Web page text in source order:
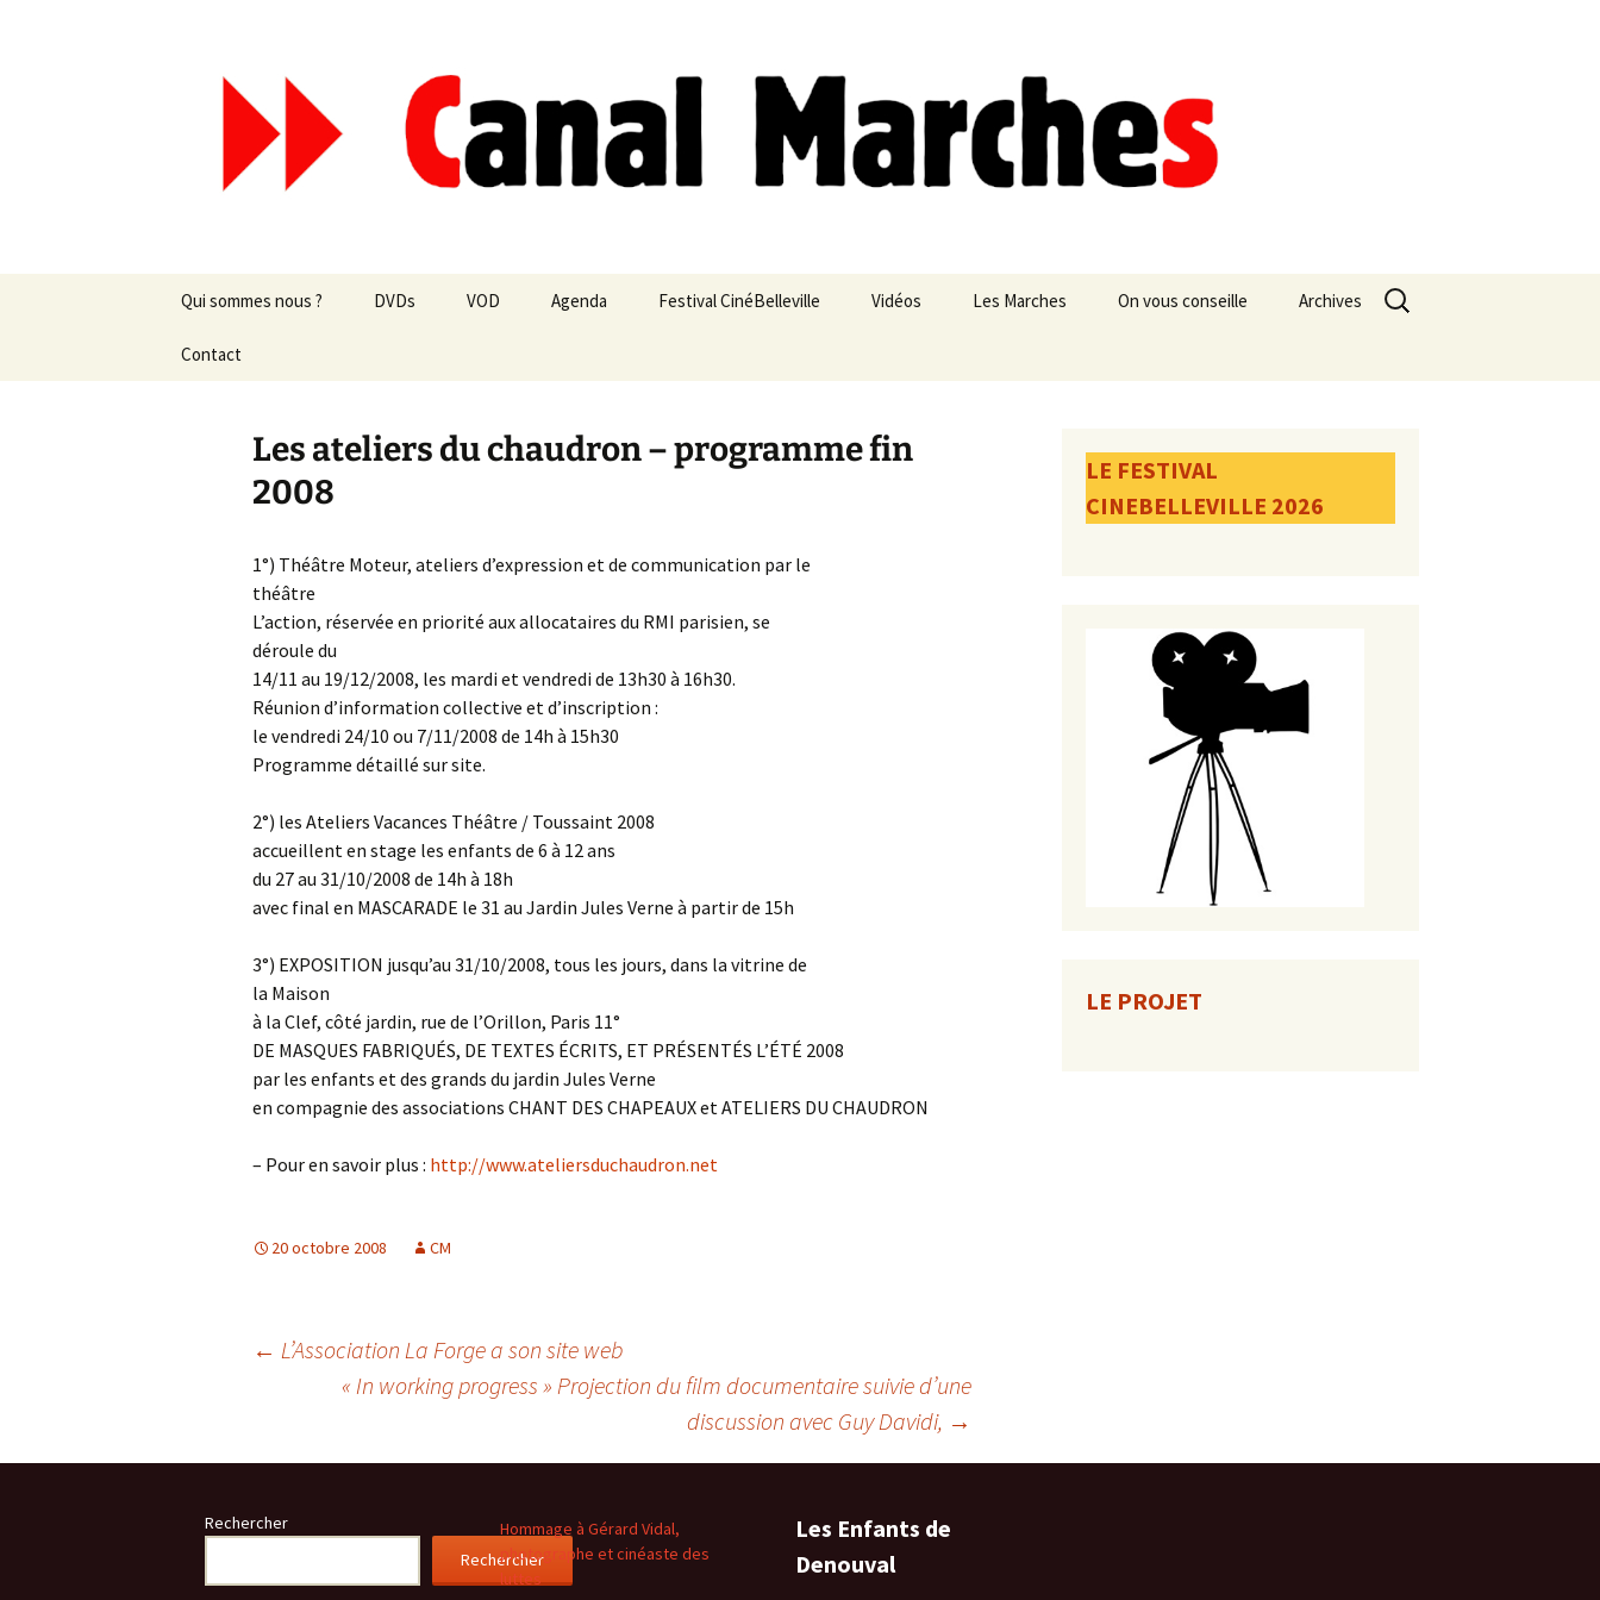
Canal Marches
Qui sommes nous ?
Les revues de presse
Les projets
DVDs VOD Agenda Festival CinéBelleville Vidéos Les Marches On vous conseille Archives
Contact
Rechercher :
Les ateliers du chaudron – programme fin
2008
1°) Théâtre Moteur, ateliers d’expression et de communication par le
théâtre
L’action, réservée en priorité aux allocataires du RMI parisien, se
déroule du
14/11 au 19/12/2008, les mardi et vendredi de 13h30 à 16h30.
Réunion d’information collective et d’inscription :
le vendredi 24/10 ou 7/11/2008 de 14h à 15h30
Programme détaillé sur site.
2°) les Ateliers Vacances Théâtre / Toussaint 2008
accueillent en stage les enfants de 6 à 12 ans
du 27 au 31/10/2008 de 14h à 18h
avec final en MASCARADE le 31 au Jardin Jules Verne à partir de 15h
3°) EXPOSITION jusqu’au 31/10/2008, tous les jours, dans la vitrine de
la Maison
à la Clef, côté jardin, rue de l’Orillon, Paris 11°
DE MASQUES FABRIQUÉS, DE TEXTES ÉCRITS, ET PRÉSENTÉS L’ÉTÉ 2008
par les enfants et des grands du jardin Jules Verne
en compagnie des associations CHANT DES CHAPEAUX et ATELIERS DU CHAUDRON
– Pour en savoir plus : http://www.ateliersduchaudron.net
20 octobre 2008 CM
Navigation
articles
← L’Association La Forge a son site web
« In working progress » Projection du film documentaire suivie d’une
discussion avec Guy Davidi, →
LE FESTIVAL
CINEBELLEVILLE 2026
LE PROJET
Rechercher
Rechercher
Hommage à Gérard Vidal,
photographe et cinéaste des
luttes
Les Enfants de
Denouval